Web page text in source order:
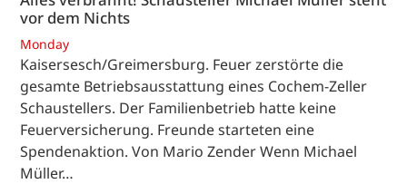
vor dem Nichts
Monday
Kaisersesch/Greimersburg. Feuer zerstörte die
gesamte Betriebsausstattung eines Cochem-Zeller
Schaustellers. Der Familienbetrieb hatte keine
Feuerversicherung. Freunde starteten eine
Spendenaktion. Von Mario Zender Wenn Michael
Müller…